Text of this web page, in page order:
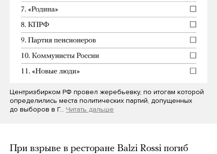
Центризбирком РФ провел жеребьевку, по итогам которой
определились места политических партий, допущенных
до выборов в Г… Читать дальше
При взрыве в ресторане Balzi Rossi погиб